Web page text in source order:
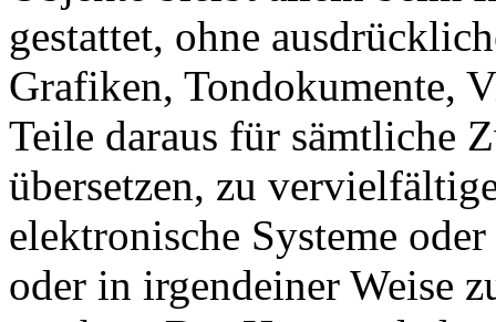
gestattet, ohne
Grafiken, Tondokumente,
Teile daraus für sämtliche
übersetzen, zu
elektronische Systeme
oder in irgendeiner Weise